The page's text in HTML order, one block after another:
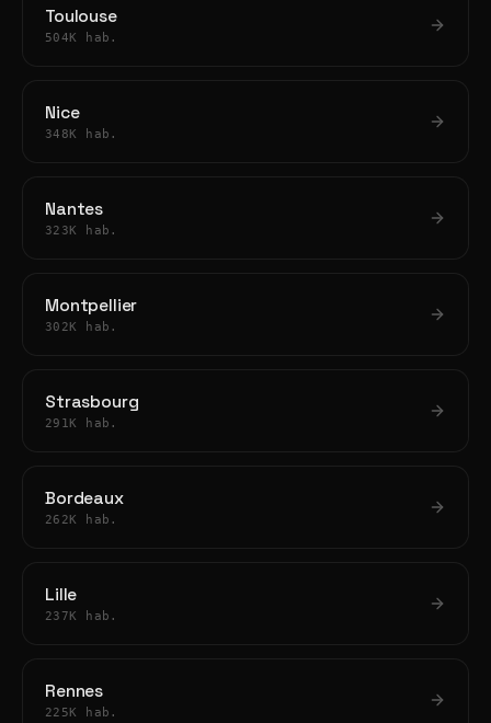
Toulouse
504K hab.
Nice
348K hab.
Nantes
323K hab.
Montpellier
302K hab.
Strasbourg
291K hab.
Bordeaux
262K hab.
Lille
237K hab.
Rennes
225K hab.